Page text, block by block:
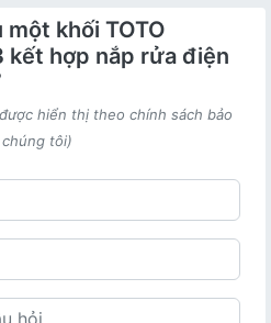
một khối TOTO
kết hợp nắp rửa điện
hiển thị theo chính sách bảo
tôi)